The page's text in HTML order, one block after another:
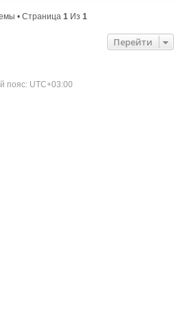
• Страница 1Из 1
Перейти
пояс: UTC+03:00